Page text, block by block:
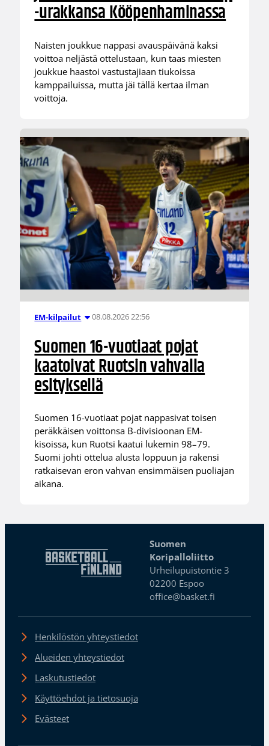
-urakkansa Kööpenhaminassa
Naisten joukkue nappasi avauspäivänä kaksi
voittoa neljästä ottelustaan, kun taas miesten
joukkue haastoi vastustajiaan tiukoissa
kamppailuissa, mutta jäi tällä kertaa ilman
voittoja.
EM-kilpailut 08.08.2026 22:56
Suomen 16-vuotiaat pojat
kaatoivat Ruotsin vahvalla
esityksellä
Suomen 16-vuotiaat pojat nappasivat toisen
peräkkäisen voittonsa B-divisioonan EM-
kisoissa, kun Ruotsi kaatui lukemin 98–79.
Suomi johti ottelua alusta loppuun ja rakensi
ratkaisevan eron vahvan ensimmäisen puoliajan
aikana.
Suomen
Koripalloliitto
Urheilupuistontie 3
02200 Espoo
office@basket.fi
Henkilöstön yhteystiedot
Alueiden yhteystiedot
Laskutustiedot
Käyttöehdot ja tietosuoja
Evästeet